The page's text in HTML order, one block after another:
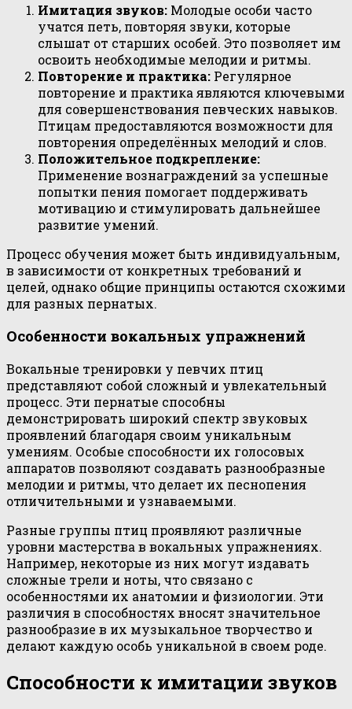
Имитация звуков: Молодые особи часто
учатся петь, повторяя звуки, которые
слышат от старших особей. Это позволяет им
освоить необходимые мелодии и ритмы.
Повторение и практика: Регулярное
повторение и практика являются ключевыми
для совершенствования певческих навыков.
Птицам предоставляются возможности для
повторения определённых мелодий и слов.
Положительное подкрепление:
Применение вознаграждений за успешные
попытки пения помогает поддерживать
мотивацию и стимулировать дальнейшее
развитие умений.
Процесс обучения может быть индивидуальным,
в зависимости от конкретных требований и
целей, однако общие принципы остаются схожими
для разных пернатых.
Особенности вокальных упражнений
Вокальные тренировки у певчих птиц
представляют собой сложный и увлекательный
процесс. Эти пернатые способны
демонстрировать широкий спектр звуковых
проявлений благодаря своим уникальным
умениям. Особые способности их голосовых
аппаратов позволяют создавать разнообразные
мелодии и ритмы, что делает их песнопения
отличительными и узнаваемыми.
Разные группы птиц проявляют различные
уровни мастерства в вокальных упражнениях.
Например, некоторые из них могут издавать
сложные трели и ноты, что связано с
особенностями их анатомии и физиологии. Эти
различия в способностях вносят значительное
разнообразие в их музыкальное творчество и
делают каждую особь уникальной в своем роде.
Способности к имитации звуков